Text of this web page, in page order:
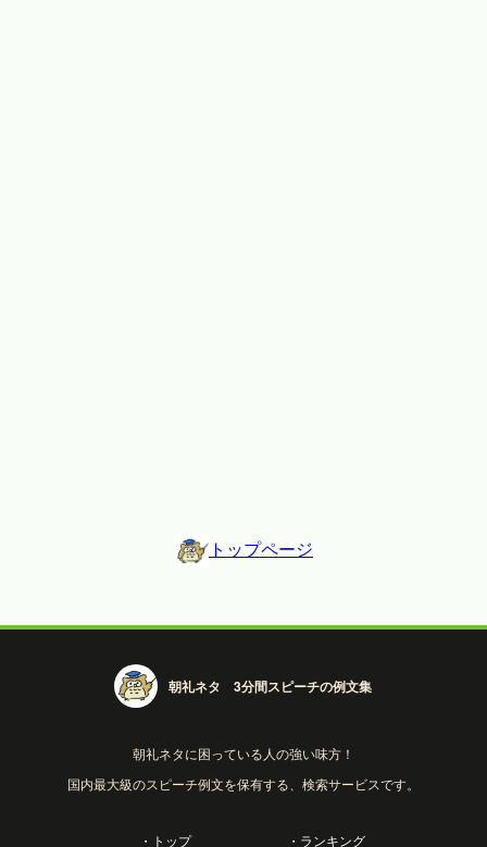
トップページ
朝礼ネタ 3分間スピーチの例文集
朝礼ネタに困っている人の強い味方！
国内最大級のスピーチ例文を保有する、検索サービスです。
・トップ ・ランキング